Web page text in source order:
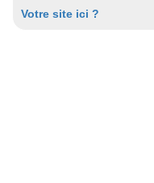
Votre site ici ?